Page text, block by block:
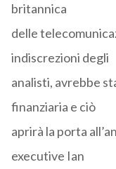
britannica
delle
indiscrezioni degli
analisti, avrebbe
finanziaria e ciò
aprirà la porta
executive Ian